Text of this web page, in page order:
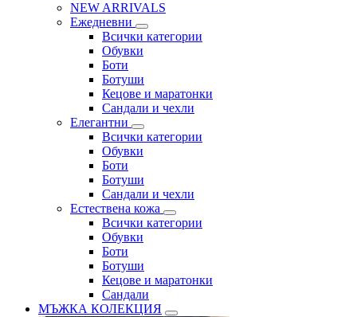
NEW ARRIVALS
Ежедневни
Всички категории
Обувки
Боти
Ботуши
Кецове и маратонки
Сандали и чехли
Елегантни
Всички категории
Обувки
Боти
Ботуши
Сандали и чехли
Естествена кожа
Всички категории
Обувки
Боти
Ботуши
Кецове и маратонки
Сандали
МЪЖКА КОЛЕКЦИЯ